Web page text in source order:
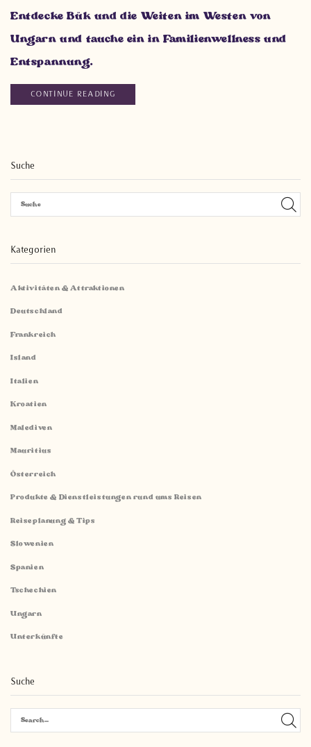
Entdecke Bük und die Weiten im Westen von
Ungarn und tauche ein in Familienwellness und
Entspannung.
CONTINUE READING
Suche
Kategorien
Aktivitäten & Attraktionen
Deutschland
Frankreich
Island
Italien
Kroatien
Malediven
Mauritius
Österreich
Produkte & Dienstleistungen rund ums Reisen
Reiseplanung & Tips
Slowenien
Spanien
Tschechien
Ungarn
Unterkünfte
Suche